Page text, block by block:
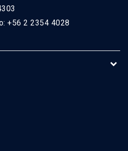
+56 2 2354 4028